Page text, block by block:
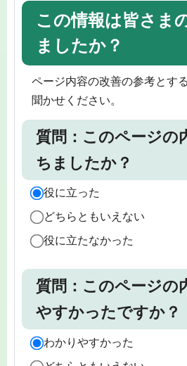
この情報は皆さま
ましたか？
ページ内容の改善の参考とす
聞かせください。
質問：このページの
ちましたか？
役に立った
どちらともいえない
役に立たなかった
質問：このページの
やすかったですか？
わかりやすかった